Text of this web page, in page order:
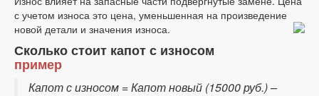
с учетом износа это цена, уменьшенная на произведение
новой детали и значения износа.
Сколько стоит капот с износом
пример
Капот с износом = Капот новый (15000 руб.) –